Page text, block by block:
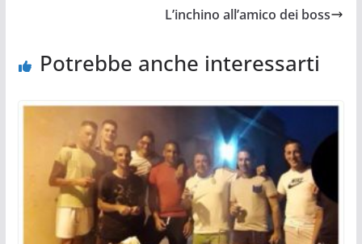
L’inchino all’amico dei boss
Potrebbe anche interessarti